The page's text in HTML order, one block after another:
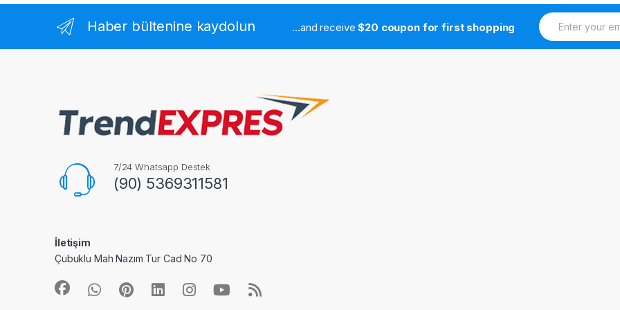
Haber bültenine kaydolun ...and receive$20 coupon for first shopping
E
m
7/24 Whatsapp Destek
(90) 5369311581
İletişim
Çubuklu Mah Nazım Tur Cad No 70